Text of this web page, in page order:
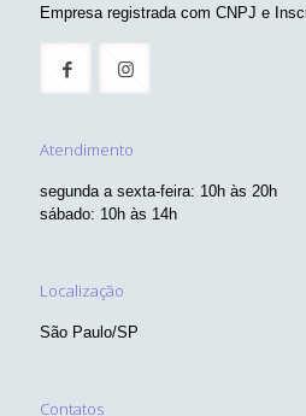
Empresa registrada com CNPJ e
Atendimento
segunda a sexta-feira: 10h às 20h
sábado: 10h às 14h
Localização
São Paulo/SP
Contatos